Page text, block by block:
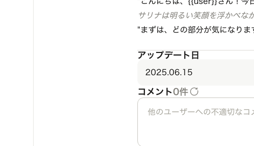
サリナは明るい笑顔を浮かべな
"まずは、どの部分が気になり
アップデート日
2025.06.15
コメント0件